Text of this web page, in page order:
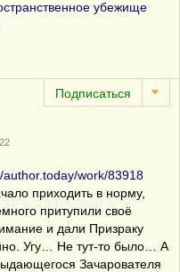
убежище
author.today/work/83918
приходить в норму,
притупили своё
и дали Призраку
Угу… Не тут-то было… А
Зачарователя